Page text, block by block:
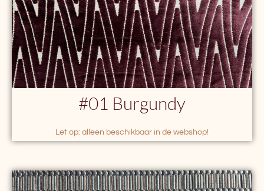
#01 Burgundy
Let op: alleen beschikbaar in de webshop!